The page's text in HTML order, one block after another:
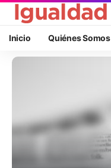
Inicio Quiénes Somos